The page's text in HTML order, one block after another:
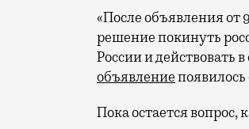
«После объявления
решение покинуть
России и действовать
объявление
Пока остается